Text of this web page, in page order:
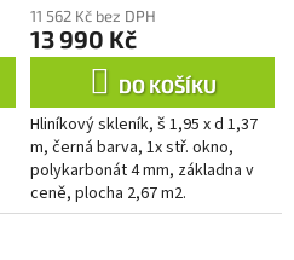
11 562 Kč bez DPH
13 990 Kč
DO KOŠÍKU
Hliníkový skleník, š 1,95 x d 1,37
m, černá barva, 1x stř. okno,
polykarbonát 4 mm, základna v
ceně, plocha 2,67 m2.